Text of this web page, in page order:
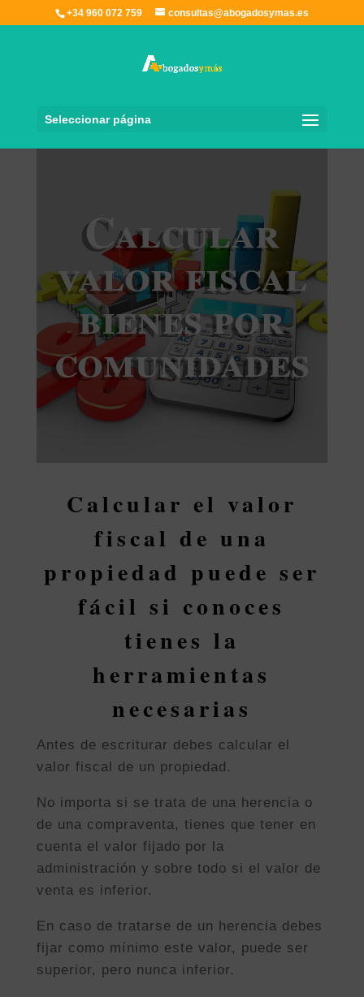
+34 960 072 759 consultas@abogadosymas.es
Seleccionar página
Calcular
valor fiscal
bienes por
comunidades
Calcular el valor
fiscal de una
propiedad puede ser
fácil si conoces
tienes la
herramientas
necesarias
Antes de escriturar debes calcular el
valor fiscal de un propiedad.
No importa si se trata de una herencia o
de una compraventa, tienes que tener en
cuenta el valor fijado por la
administración y sobre todo si el valor de
venta es inferior.
En caso de tratarse de un herencia debes
fijar como mínimo este valor, puede ser
superior, pero nunca inferior.